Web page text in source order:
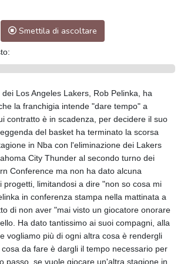
Smettila di ascoltare
Los Angeles Lakers, Rob Pelinka, ha
la franchigia intende "dare tempo" a
contratto è in scadenza, per decidere il suo
del basket ha terminato la scorsa
in Nba con l'eliminazione dei Lakers
City Thunder al secondo turno dei
Conference ma non ha dato alcuna
progetti, limitandosi a dire "non so cosa mi
in conferenza stampa nella mattinata a
di non aver "mai visto un giocatore onorare
Ha dato tantissimo ai suoi compagni, alla
vogliamo più di ogni altra cosa è rendergli
da fare è dargli il tempo necessario per
passo, se vuole giocare un'altra stagione in